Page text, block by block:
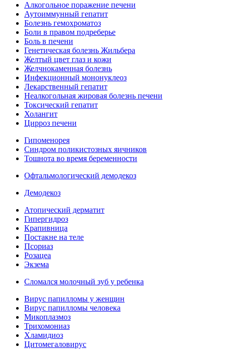
Алкогольное поражение печени
Аутоиммунный гепатит
Болезнь гемохроматоз
Боли в правом подреберье
Боль в печени
Генетическая болезнь Жильбера
Желтый цвет глаз и кожи
Желчнокаменная болезнь
Инфекционный мононуклеоз
Лекарственный гепатит
Неалкогольная жировая болезнь печени
Токсический гепатит
Холангит
Цирроз печени
Гипоменорея
Синдром поликистозных яичников
Тошнота во время беременности
Офтальмологический демодекоз
Демодекоз
Атопический дерматит
Гипергидроз
Крапивница
Постакне на теле
Псориаз
Розацеа
Экзема
Сломался молочный зуб у ребенка
Вирус папилломы у женщин
Вирус папилломы человека
Микоплазмоз
Трихомониаз
Хламидиоз
Цитомегаловирус